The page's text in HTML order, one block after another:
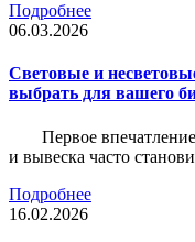
Подробнее
06.03.2026
Световые и
выбрать для вашего
Первое
и вывеска часто
Подробнее
16.02.2026